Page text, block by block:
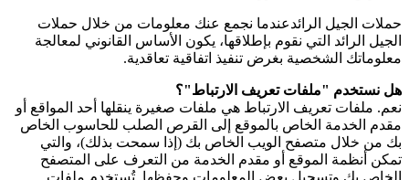
حملات الجيل الرائدعندما نجمع عنك معلومات من خلال حملات
الجيل الرائد التي نقوم بإطلاقها، يكون الأساس القانوني لمعالجة
معلوماتك الشخصية بغرض تنفيذ اتفاقية تعاقدية.
هل نستخدم "ملفات تعريف الارتباط"؟
نعم. ملفات تعريف الارتباط هي ملفات صغيرة ينقلها أحد المواقع أو
مقدم الخدمة الخاص بالموقع إلى القرص الصلب للحاسوب الخاص
بك من خلال متصفح الويب الخاص بك (إذا سمحت بذلك)، والتي
تمكن أنظمة الموقع أو مقدم الخدمة من التعرف على المتصفح
الخاص بك وتسجيل بعض المعلومات وحفظها. تُستخدم ملفات